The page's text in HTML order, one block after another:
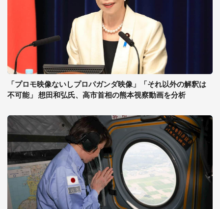
「プロモ映像ないしプロパガンダ映像」「それ以外の解釈は
不可能」 想田和弘氏、高市首相の熊本視察動画を分析